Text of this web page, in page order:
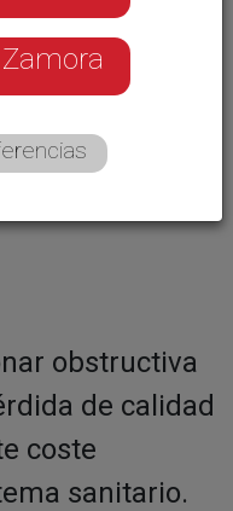
obstructiva
de calidad
coste
sanitario.
Zamora